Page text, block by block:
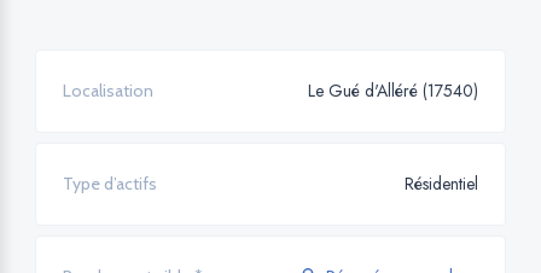
Localisation Le Gué d'Alléré (17540)
Type d’actifs Résidentiel